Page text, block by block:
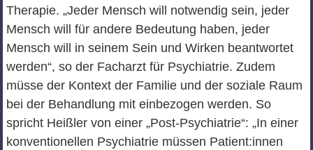
Therapie. „Jeder Mensch will notwendig sein, jeder
Mensch will für andere Bedeutung haben, jeder
Mensch will in seinem Sein und Wirken beantwortet
werden“, so der Facharzt für Psychiatrie. Zudem
müsse der Kontext der Familie und der soziale Raum
bei der Behandlung mit einbezogen werden. So
spricht Heißler von einer „Post-Psychiatrie“: „In einer
konventionellen Psychiatrie müssen Patient:innen